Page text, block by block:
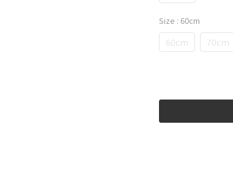
Size : 60cm
60cm 70cm